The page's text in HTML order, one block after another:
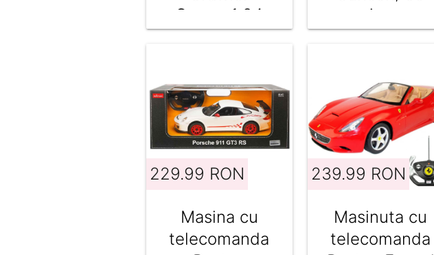
Crane, 1:24
piese
229.99 RON
Masina cu
telecomanda
239.99 RON
Masinuta cu
telecomanda